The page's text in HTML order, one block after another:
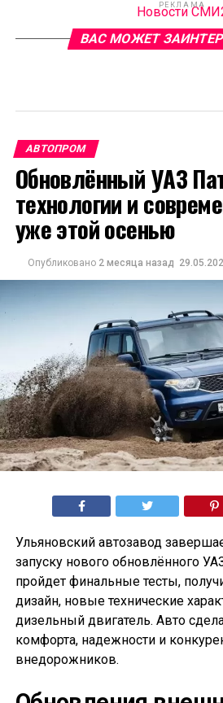
РЕКЛАМА
Новости
ВАС МОЖЕТ
АВТОПРОМ
Обновлённый УАЗ
технологии и
уже этой осенью
Опубликовано 2 месяца назад
Ульяновский автозавод
запуску нового обновлённого
пройдет финальные тесты,
дизайн, новые технические
дизельный двигатель. Авто
комфорта, надежности и
внедорожников.